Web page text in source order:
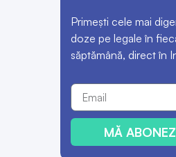
Primești cele mai
doze pe legale în
săptămână, direct în
MĂ ABONEZ